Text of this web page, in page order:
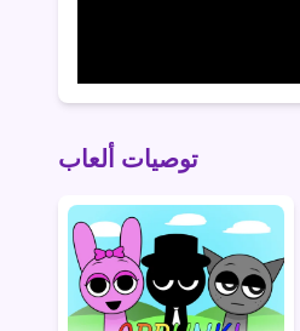
توصيات ألعاب